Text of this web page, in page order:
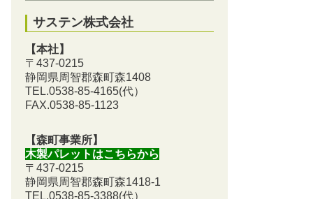
サステン株式会社
【本社】
〒437-0215
静岡県周智郡森町森1408
TEL.0538-85-4165(代）
FAX.0538-85-1123
【森町事業所】
木製パレットはこちらから
〒437-0215
静岡県周智郡森町森1418-1
TEL.0538-85-3388(代）